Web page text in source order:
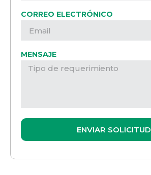
CORREO ELECTRÓNICO
MENSAJE
ENVIAR SOLICITUD